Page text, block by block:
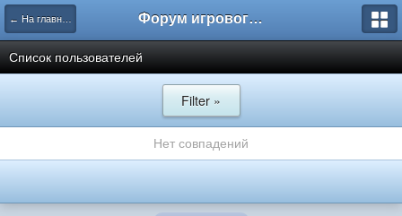
← На главную Форум игрового проекта Riverrise
Список пользователей
Filter »
Нет совпадений